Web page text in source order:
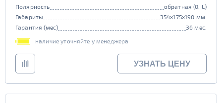
Полярность
обратная (0, L)
Габариты
354x175x190 мм.
Гарантия (мес)
36 мес.
наличие уточняйте у менеджера
УЗНАТЬ ЦЕНУ